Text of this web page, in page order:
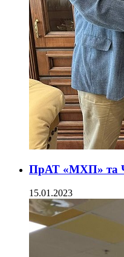
ПрАТ «МХП» та
15.01.2023